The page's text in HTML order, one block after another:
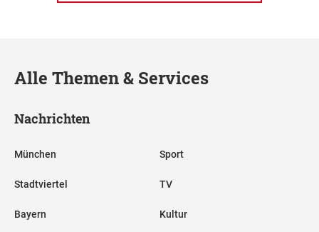
Alle Themen & Services
Nachrichten
München
Stadtviertel
Bayern
Sport
TV
Kultur